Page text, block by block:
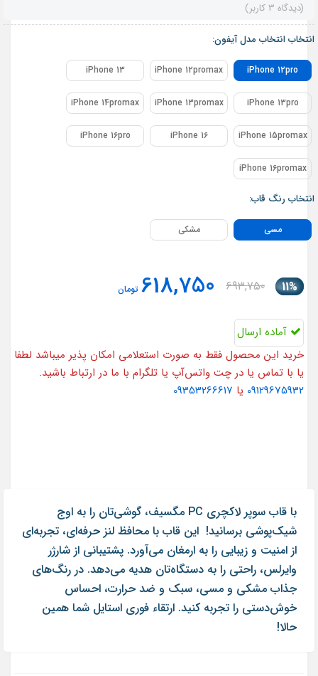
(دیدگاه 3 کاربر)
انتخاب انتخاب مدل آیفون:
iPhone 12pro
iPhone 12promax
iPhone 13
iPhone 13pro
iPhone 13promax
iPhone 14promax
iPhone 15promax
iPhone 16
iPhone 16pro
iPhone 16promax
انتخاب رنگ قاب:
مسی مشکی
11%
693,750
618,750 تومان
آماده ارسال
خرید این محصول فقط به صورت استعلامی امکان پذیر میباشد لطفا
یا با تماس یا در چت واتس‌آپ یا تلگرام با ما در ارتباط باشید.
09129675932 یا 09353266617
با قاب سوپر لاکچری PC مگسیف، گوشی‌تان را به اوج
شیک‌پوشی برسانید! این قاب با محافظ لنز حرفه‌ای، تجربه‌ای
از امنیت و زیبایی را به ارمغان می‌آورد. پشتیبانی از شارژر
وایرلس، راحتی را به دستگاه‌تان هدیه می‌دهد. در رنگ‌های
جذاب مشکی و مسی، سبک و ضد حرارت، احساس
خوش‌دستی را تجربه کنید. ارتقاء فوری استایل شما همین
حالا!